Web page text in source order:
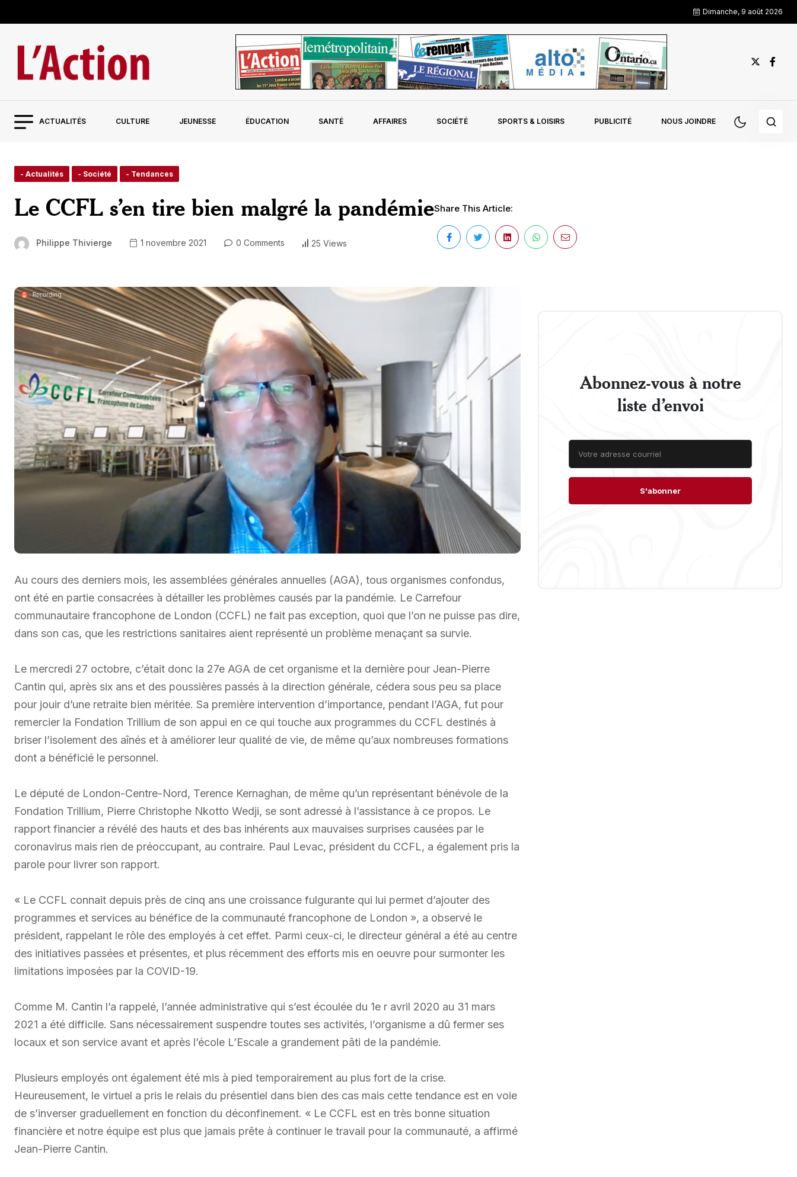
Dimanche, 9 août 2026
ACTUALITÉS CULTURE JEUNESSE ÉDUCATION SANTÉ AFFAIRES SOCIÉTÉ SPORTS & LOISIRS PUBLICITÉ NOUS JOINDRE
- Actualités - Société - Tendances
Le CCFL s’en tire bien malgré la pandémie
Philippe Thivierge 1 novembre 2021 0 Comments 25 Views
Share This Article:
Au cours des derniers mois, les assemblées générales annuelles (AGA), tous organismes confondus,
ont été en partie consacrées à détailler les problèmes causés par la pandémie. Le Carrefour
communautaire francophone de London (CCFL) ne fait pas exception, quoi que l’on ne puisse pas dire,
dans son cas, que les restrictions sanitaires aient représenté un problème menaçant sa survie.
Le mercredi 27 octobre, c’était donc la 27e AGA de cet organisme et la dernière pour Jean-Pierre
Cantin qui, après six ans et des poussières passés à la direction générale, cédera sous peu sa place
pour jouir d’une retraite bien méritée. Sa première intervention d’importance, pendant l’AGA, fut pour
remercier la Fondation Trillium de son appui en ce qui touche aux programmes du CCFL destinés à
briser l’isolement des aînés et à améliorer leur qualité de vie, de même qu’aux nombreuses formations
dont a bénéficié le personnel.
Le député de London-Centre-Nord, Terence Kernaghan, de même qu’un représentant bénévole de la
Fondation Trillium, Pierre Christophe Nkotto Wedji, se sont adressé à l’assistance à ce propos. Le
rapport financier a révélé des hauts et des bas inhérents aux mauvaises surprises causées par le
coronavirus mais rien de préoccupant, au contraire. Paul Levac, président du CCFL, a également pris la
parole pour livrer son rapport.
« Le CCFL connait depuis près de cinq ans une croissance fulgurante qui lui permet d’ajouter des
programmes et services au bénéfice de la communauté francophone de London », a observé le
président, rappelant le rôle des employés à cet effet. Parmi ceux-ci, le directeur général a été au centre
des initiatives passées et présentes, et plus récemment des efforts mis en oeuvre pour surmonter les
limitations imposées par la COVID-19.
Comme M. Cantin l’a rappelé, l’année administrative qui s’est écoulée du 1e r avril 2020 au 31 mars
2021 a été difficile. Sans nécessairement suspendre toutes ses activités, l’organisme a dû fermer ses
locaux et son service avant et après l’école L’Escale a grandement pâti de la pandémie.
Plusieurs employés ont également été mis à pied temporairement au plus fort de la crise.
Heureusement, le virtuel a pris le relais du présentiel dans bien des cas mais cette tendance est en voie
de s’inverser graduellement en fonction du déconfinement. « Le CCFL est en très bonne situation
financière et notre équipe est plus que jamais prête à continuer le travail pour la communauté, a affirmé
Jean-Pierre Cantin.
Abonnez-vous à notre
liste d’envoi